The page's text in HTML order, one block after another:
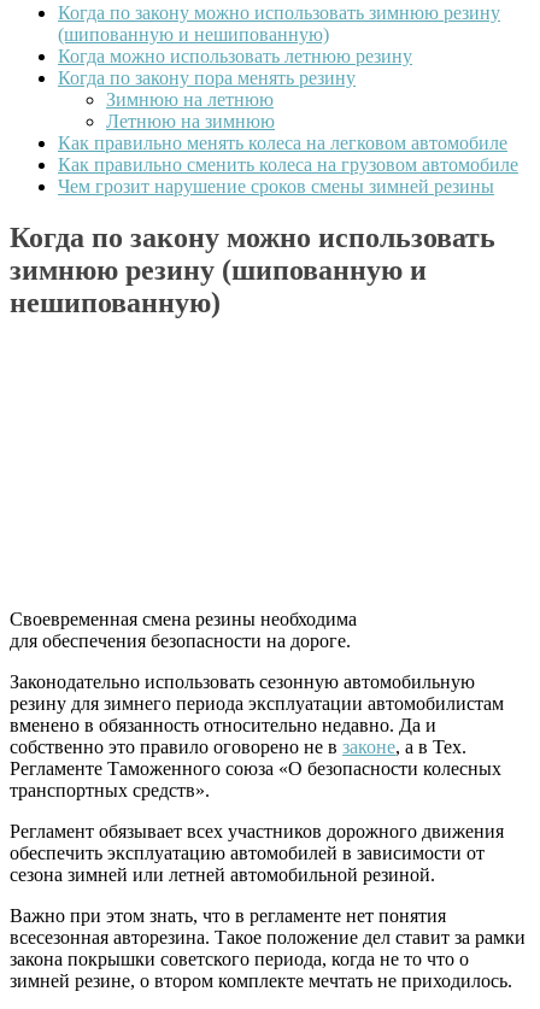
Когда по закону можно использовать зимнюю резину
(шипованную и нешипованную)
Когда можно использовать летнюю резину
Когда по закону пора менять резину
Зимнюю на летнюю
Летнюю на зимнюю
Как правильно менять колеса на легковом автомобиле
Как правильно сменить колеса на грузовом автомобиле
Чем грозит нарушение сроков смены зимней резины
Когда по закону можно использовать
зимнюю резину (шипованную и
нешипованную)
Своевременная смена резины необходима
для обеспечения безопасности на дороге.
Законодательно использовать сезонную автомобильную
резину для зимнего периода эксплуатации автомобилистам
вменено в обязанность относительно недавно. Да и
собственно это правило оговорено не в законе, а в Тех.
Регламенте Таможенного союза «О безопасности колесных
транспортных средств».
Регламент обязывает всех участников дорожного движения
обеспечить эксплуатацию автомобилей в зависимости от
сезона зимней или летней автомобильной резиной.
Важно при этом знать, что в регламенте нет понятия
всесезонная авторезина. Такое положение дел ставит за рамки
закона покрышки советского периода, когда не то что о
зимней резине, о втором комплекте мечтать не приходилось.